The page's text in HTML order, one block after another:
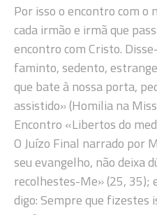
Por isso o encontro com o
cada irmão e irmã que
encontro com Cristo.
faminto, sedento,
que bate à nossa porta,
assistido» (Homilia na
Encontro «Libertos do
O Juízo Final narrado por
seu evangelho, não deixa
recolhestes-Me» (25, 35);
digo: Sempre que fizestes